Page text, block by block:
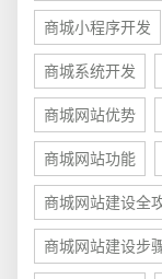
商城小程序开发
商城系统开发
商城网站优势
商城网站功能
商城网站建设全
商城网站建设步